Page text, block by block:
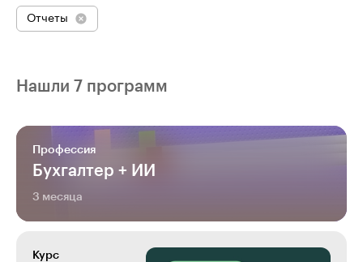
Отчеты
Нашли 7 программ
Профессия
Бухгалтер + ИИ
3 месяца
Курс